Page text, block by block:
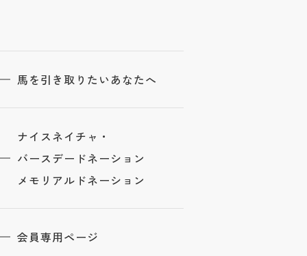
馬を引き取りたいあなたへ
ナイスネイチャ・
バースデードネーション
メモリアルドネーション
会員専用ページ